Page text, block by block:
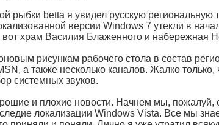
рыбки betta я увидел русскую региональную
версии Windows 7 утекли в
храм Василия Блаженного и набережная
рисункам рабочего стола в состав
а также несколько каналов. Жалко
системных звуков.
и плохие новости. Начнем мы,
локализации Windows Vista. Все мы